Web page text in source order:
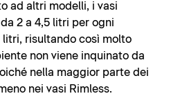
ad altri modelli, i vasi
2 a 4,5 litri per ogni
litri, risultando così molto
non viene inquinato da
nella maggior parte dei
nei vasi Rimless.